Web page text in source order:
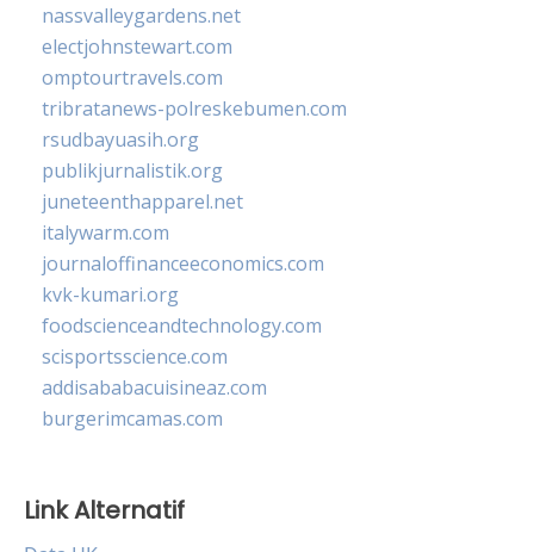
nassvalleygardens.net
electjohnstewart.com
omptourtravels.com
tribratanews-polreskebumen.com
rsudbayuasih.org
publikjurnalistik.org
juneteenthapparel.net
italywarm.com
journaloffinanceeconomics.com
kvk-kumari.org
foodscienceandtechnology.com
scisportsscience.com
addisababacuisineaz.com
burgerimcamas.com
Link Alternatif